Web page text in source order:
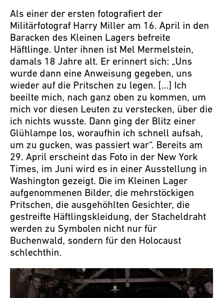
Als einer der ersten fotografiert der
Militärfotograf Harry Miller am 16. April in den
Baracken des Kleinen Lagers befreite
Häftlinge. Unter ihnen ist Mel Mermelstein,
damals 18 Jahre alt. Er erinnert sich: „Uns
wurde dann eine Anweisung gegeben, uns
wieder auf die Pritschen zu legen. [...] Ich
beeilte mich, nach ganz oben zu kommen, um
mich vor diesen Leuten zu verstecken, über die
ich nichts wusste. Dann ging der Blitz einer
Glühlampe los, woraufhin ich schnell aufsah,
um zu gucken, was passiert war“. Bereits am
29. April erscheint das Foto in der New York
Times, im Juni wird es in einer Ausstellung in
Washington gezeigt. Die im Kleinen Lager
aufgenommenen Bilder, die mehrstöckigen
Pritschen, die ausgehöhlten Gesichter, die
gestreifte Häftlingskleidung, der Stacheldraht
werden zu Symbolen nicht nur für
Buchenwald, sondern für den Holocaust
schlechthin.